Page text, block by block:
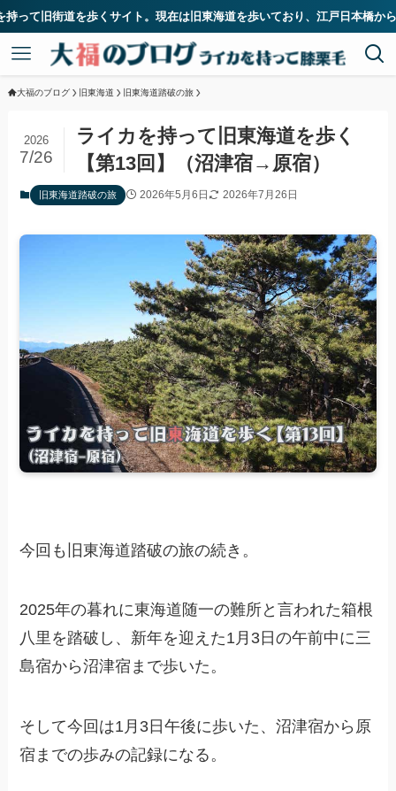
在は旧東海道を歩いており、江戸日本橋から33番目の宿場である二川
大福のブログ 旧東海道 旧東海道踏破の旅
ライカを持って旧東海道を歩く
【第13回】（沼津宿→原宿）
2026
7/26
旧東海道踏破の旅 2026年5月6日 2026年7月26日
今回も旧東海道踏破の旅の続き。
2025年の暮れに東海道随一の難所と言われた箱根
八里を踏破し、新年を迎えた1月3日の午前中に三
島宿から沼津宿まで歩いた。
そして今回は1月3日午後に歩いた、沼津宿から原
宿までの歩みの記録になる。